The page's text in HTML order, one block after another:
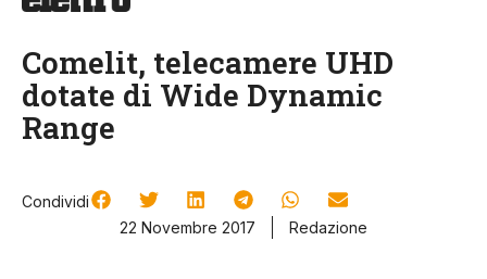
Comelit, telecamere UHD
dotate di Wide Dynamic
Range
Condividi
22 Novembre 2017
Redazione